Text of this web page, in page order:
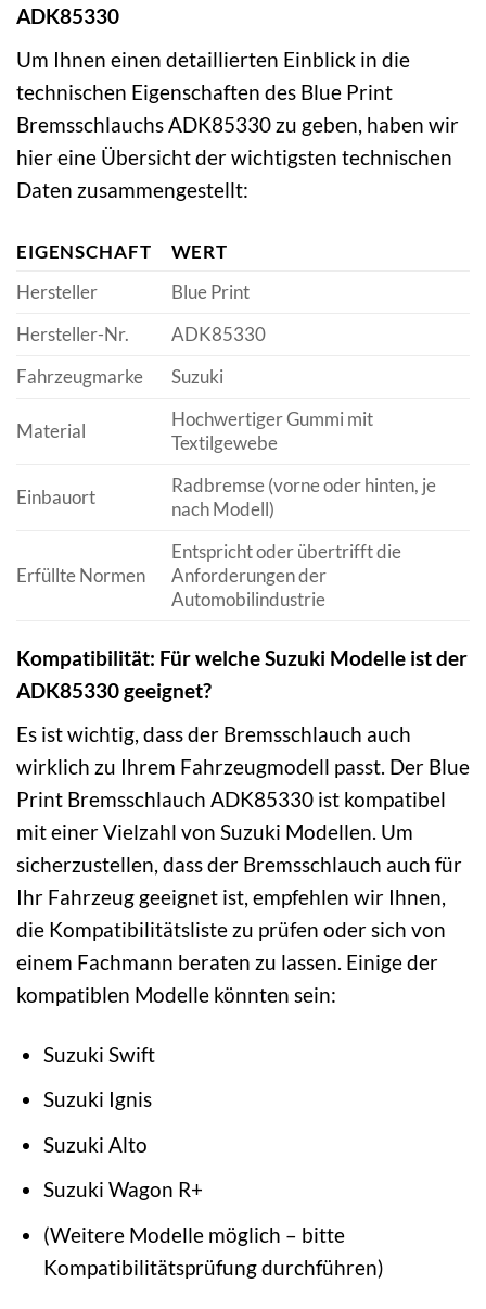
ADK85330
Um Ihnen einen detaillierten Einblick in die
technischen Eigenschaften des Blue Print
Bremsschlauchs ADK85330 zu geben, haben wir
hier eine Übersicht der wichtigsten technischen
Daten zusammengestellt:
EIGENSCHAFT
WERT
Hersteller
Blue Print
Hersteller-Nr.
ADK85330
Fahrzeugmarke
Suzuki
Material
Hochwertiger Gummi mit
Textilgewebe
Einbauort
Radbremse (vorne oder hinten, je
nach Modell)
Erfüllte Normen
Entspricht oder übertrifft die
Anforderungen der
Automobilindustrie
Kompatibilität: Für welche Suzuki Modelle ist der
ADK85330 geeignet?
Es ist wichtig, dass der Bremsschlauch auch
wirklich zu Ihrem Fahrzeugmodell passt. Der Blue
Print Bremsschlauch ADK85330 ist kompatibel
mit einer Vielzahl von Suzuki Modellen. Um
sicherzustellen, dass der Bremsschlauch auch für
Ihr Fahrzeug geeignet ist, empfehlen wir Ihnen,
die Kompatibilitätsliste zu prüfen oder sich von
einem Fachmann beraten zu lassen. Einige der
kompatiblen Modelle könnten sein:
Suzuki Swift
Suzuki Ignis
Suzuki Alto
Suzuki Wagon R+
(Weitere Modelle möglich – bitte
Kompatibilitätsprüfung durchführen)